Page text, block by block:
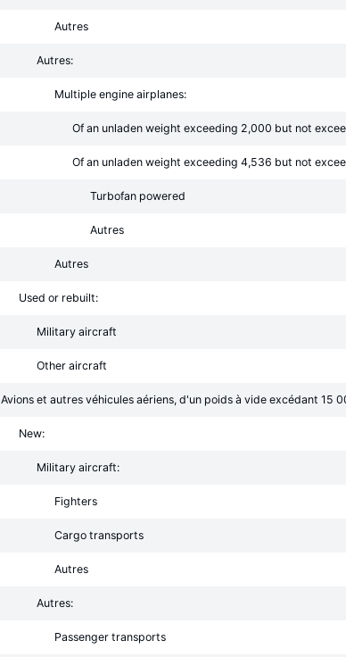
Autres
Autres:
Multiple engine airplanes:
Of an unladen weight exceeding 2,000 but not
Of an unladen weight exceeding 4,536 but not
Turbofan powered
Autres
Autres
Used or rebuilt:
Military aircraft
Other aircraft
Avions et autres véhicules aériens, d'un poids à vide excédant 15
New:
Military aircraft:
Fighters
Cargo transports
Autres
Autres:
Passenger transports